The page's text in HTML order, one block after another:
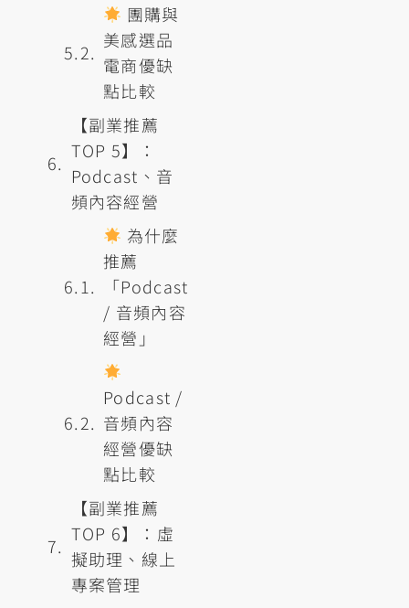
團購與
美感選品
電商優缺
點比較
【副業推薦
TOP 5】：
Podcast、音
頻內容經營
為什麼
推薦
「Podcast
/ 音頻內容
經營」
Podcast /
音頻內容
經營優缺
點比較
【副業推薦
TOP 6】：虛
擬助理、線上
專案管理